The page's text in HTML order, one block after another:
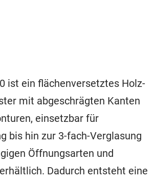
ist ein flächenversetztes Holz-
mit abgeschrägten Kanten
einsetzbar für
bis hin zur 3-fach-Verglasung
Öffnungsarten und
Dadurch entsteht eine